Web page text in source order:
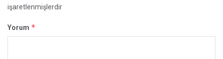
işaretlenmişlerdir
Yorum *